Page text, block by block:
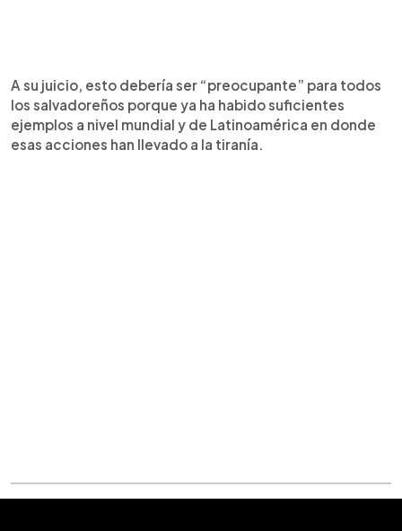
A su juicio, esto debería ser “preocupante” para todos
los salvadoreños porque ya ha habido suficientes
ejemplos a nivel mundial y de Latinoamérica en donde
esas acciones han llevado a la tiranía.